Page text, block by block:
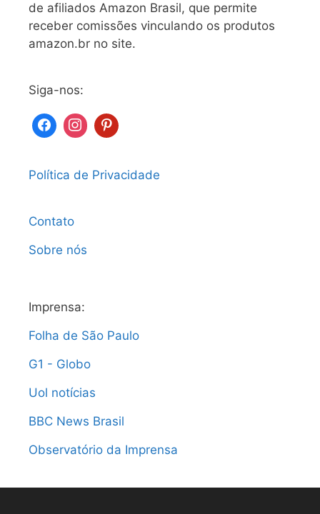
de afiliados Amazon Brasil, que permite
receber comissões vinculando os produtos
amazon.br no site.
Siga-nos:
Política de Privacidade
Contato
Sobre nós
Imprensa:
Folha de São Paulo
G1 - Globo
Uol notícias
BBC News Brasil
Observatório da Imprensa